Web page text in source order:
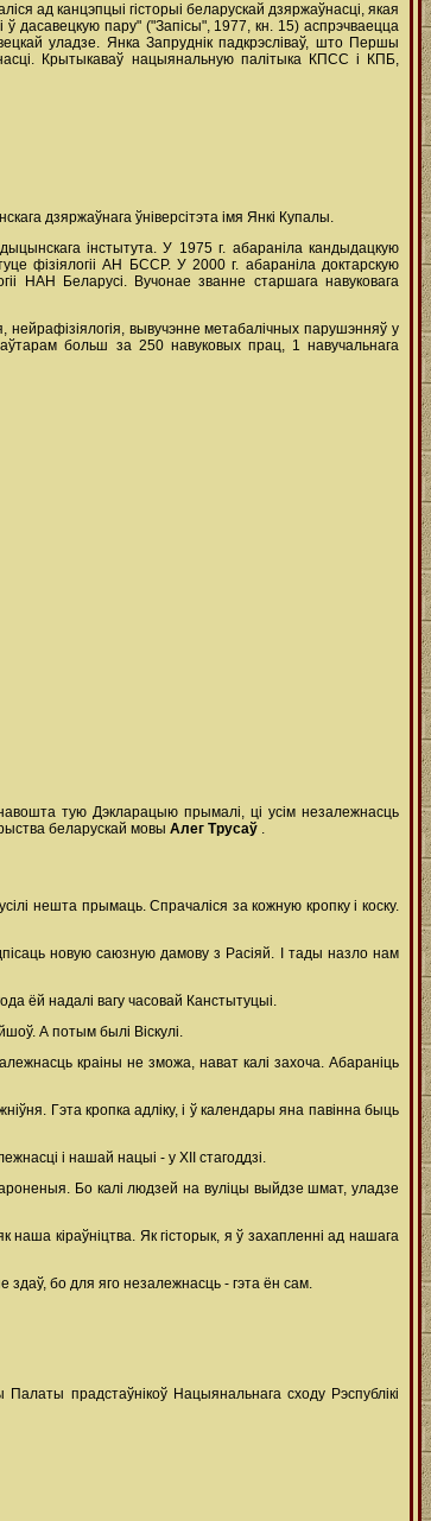
ад канцэпцыі гісторыі беларускай дзяржаўнасці, якая
ў дасавецкую пару" ("Запісы", 1977, кн. 15) аспрэчваецца
уладзе. Янка Запруднік падкрэсліваў, што Першы
Крытыкаваў нацыянальную палітыка КПСС і КПБ,
дзяржаўнага ўніверсітэта імя Янкі Купалы.
інстытута. У 1975 г. абараніла кандыдацкую
фізіялогіі АН БССР. У 2000 г. абараніла доктарскую
НАН Беларусі. Вучонае званне старшага навуковага
вывучэнне метабалічных парушэнняў у
больш за 250 навуковых прац, 1 навучальнага
тую Дэкларацыю прымалі, ці усім незалежнасць
беларускай мовы Алег Трусаў .
нешта прымаць. Спрачаліся за кожную кропку і коску.
новую саюзную дамову з Расіяй. І тады назло нам
ёй надалі вагу часовай Канстытуцыі.
А потым былі Віскулі.
краіны не зможа, нават калі захоча. Абараніць
Гэта кропка адліку, і ў календары яна павінна быць
і нашай нацыі - у ХІІ стагоддзі.
Бо калі людзей на вуліцы выйдзе шмат, уладзе
кіраўніцтва. Як гісторык, я ў захапленні ад нашага
бо для яго незалежнасць - гэта ён сам.
прадстаўнікоў Нацыянальнага сходу Рэспублікі